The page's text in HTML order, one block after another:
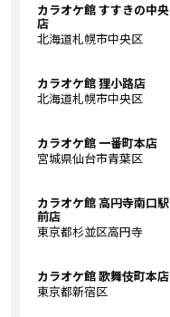
カラオケ館 すすきの中央
店
北海道札幌市中央区
カラオケ館 狸小路店
北海道札幌市中央区
カラオケ館 一番町本店
宮城県仙台市青葉区
カラオケ館 高円寺南口駅
前店
東京都杉並区高円寺
カラオケ館 歌舞伎町本店
東京都新宿区